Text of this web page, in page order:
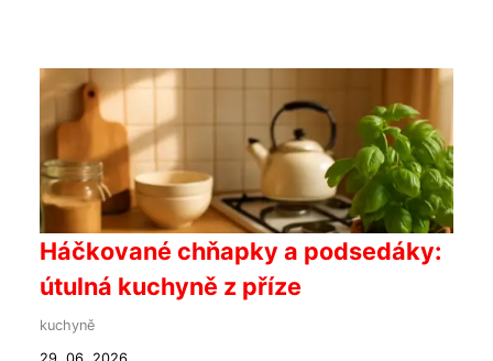
Háčkované chňapky a podsedáky:
útulná kuchyně z příze
kuchyně